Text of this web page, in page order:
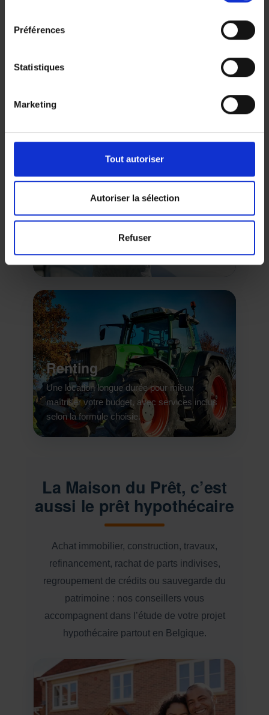
Préférences
Statistiques
Marketing
Tout autoriser
Autoriser la sélection
Refuser
Investissements, matériel ou trésorerie : des
Leasing
d’achat possible pour véhicules ou
équipements professionnels.
Renting
Une location longue durée pour mieux
maîtriser votre budget, avec services inclus
selon la formule choisie.
La Maison du Prêt, c’est
aussi le prêt hypothécaire
Achat immobilier, construction, travaux,
refinancement, rachat de parts indivises,
regroupement de crédits ou sauvegarde du
patrimoine : nos conseillers vous
accompagnent dans l’étude de votre projet
hypothécaire partout en Belgique.